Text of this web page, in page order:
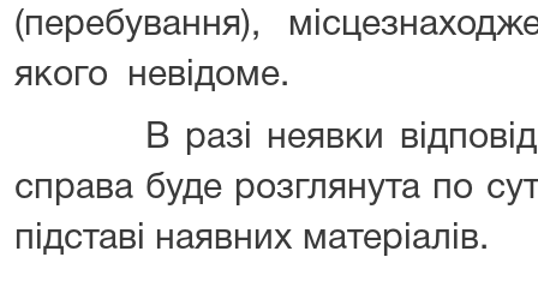
(перебування),
якого невідоме.
В разі неявки
справа буде розглянута по
підставі наявних матеріалів.